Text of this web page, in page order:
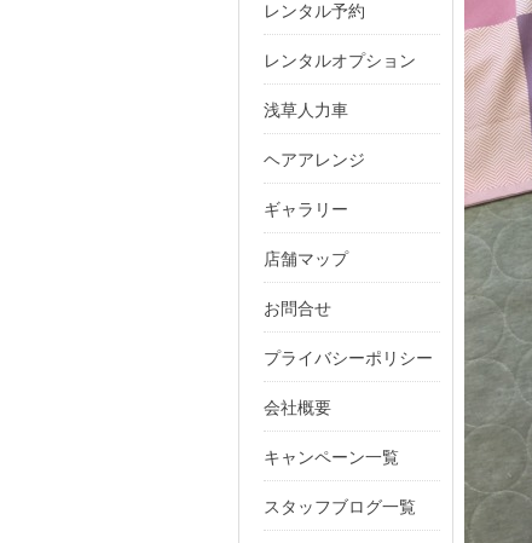
レンタル予約
レンタルオプション
浅草人力車
ヘアアレンジ
ギャラリー
店舗マップ
お問合せ
プライバシーポリシー
会社概要
キャンペーン一覧
スタッフブログ一覧